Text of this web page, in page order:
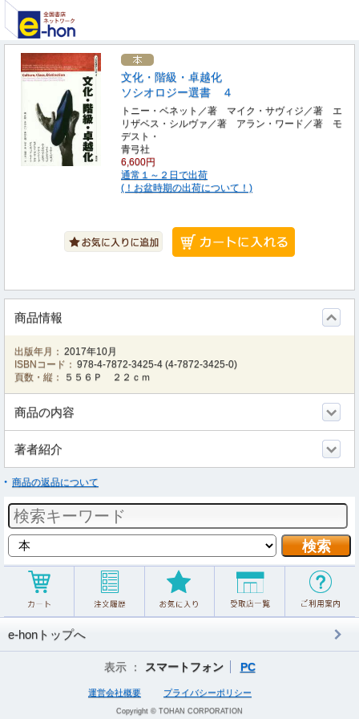
文化・階級・卓越化
ソシオロジー選書 ４
トニー・ベネット／著 マイク・サヴィジ／著 エ
リザベス・シルヴァ／著 アラン・ワード／著 モ
デスト・
青弓社
6,600円
通常１～２日で出荷
(！お盆時期の出荷について！)
商品情報
出版年月： 2017年10月
ISBNコード： 978-4-7872-3425-4 (4-7872-3425-0)
頁数・縦：
５５６Ｐ ２２ｃｍ
商品の内容
著者紹介
商品の返品について
e-honトップへ
表示 ： スマートフォン PC
運営会社概要 プライバシーポリシー
Copyright © TOHAN CORPORATION